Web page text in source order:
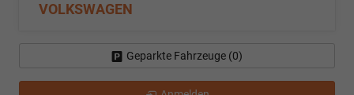
VOLKSWAGEN
Geparkte Fahrzeuge (0)